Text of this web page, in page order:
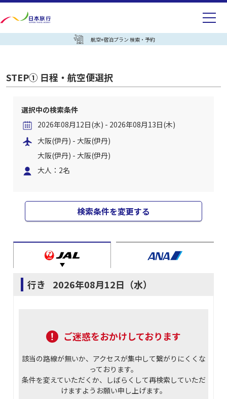
航空+宿泊プラン 検索・予約
STEP① 日程・航空便選択
選択中の検索条件
2026年08月12日(水) - 2026年08月13日(木)
大阪(伊丹) - 大阪(伊丹)
大阪(伊丹) - 大阪(伊丹)
大人：2名
検索条件を変更する
行き 2026年08月12日（水）
ご迷惑をおかけしております
該当の路線が無いか、アクセスが集中して繋がりにくくな
っております。
条件を変えていただくか、しばらくして再検索していただ
けますようお願い申し上げます。